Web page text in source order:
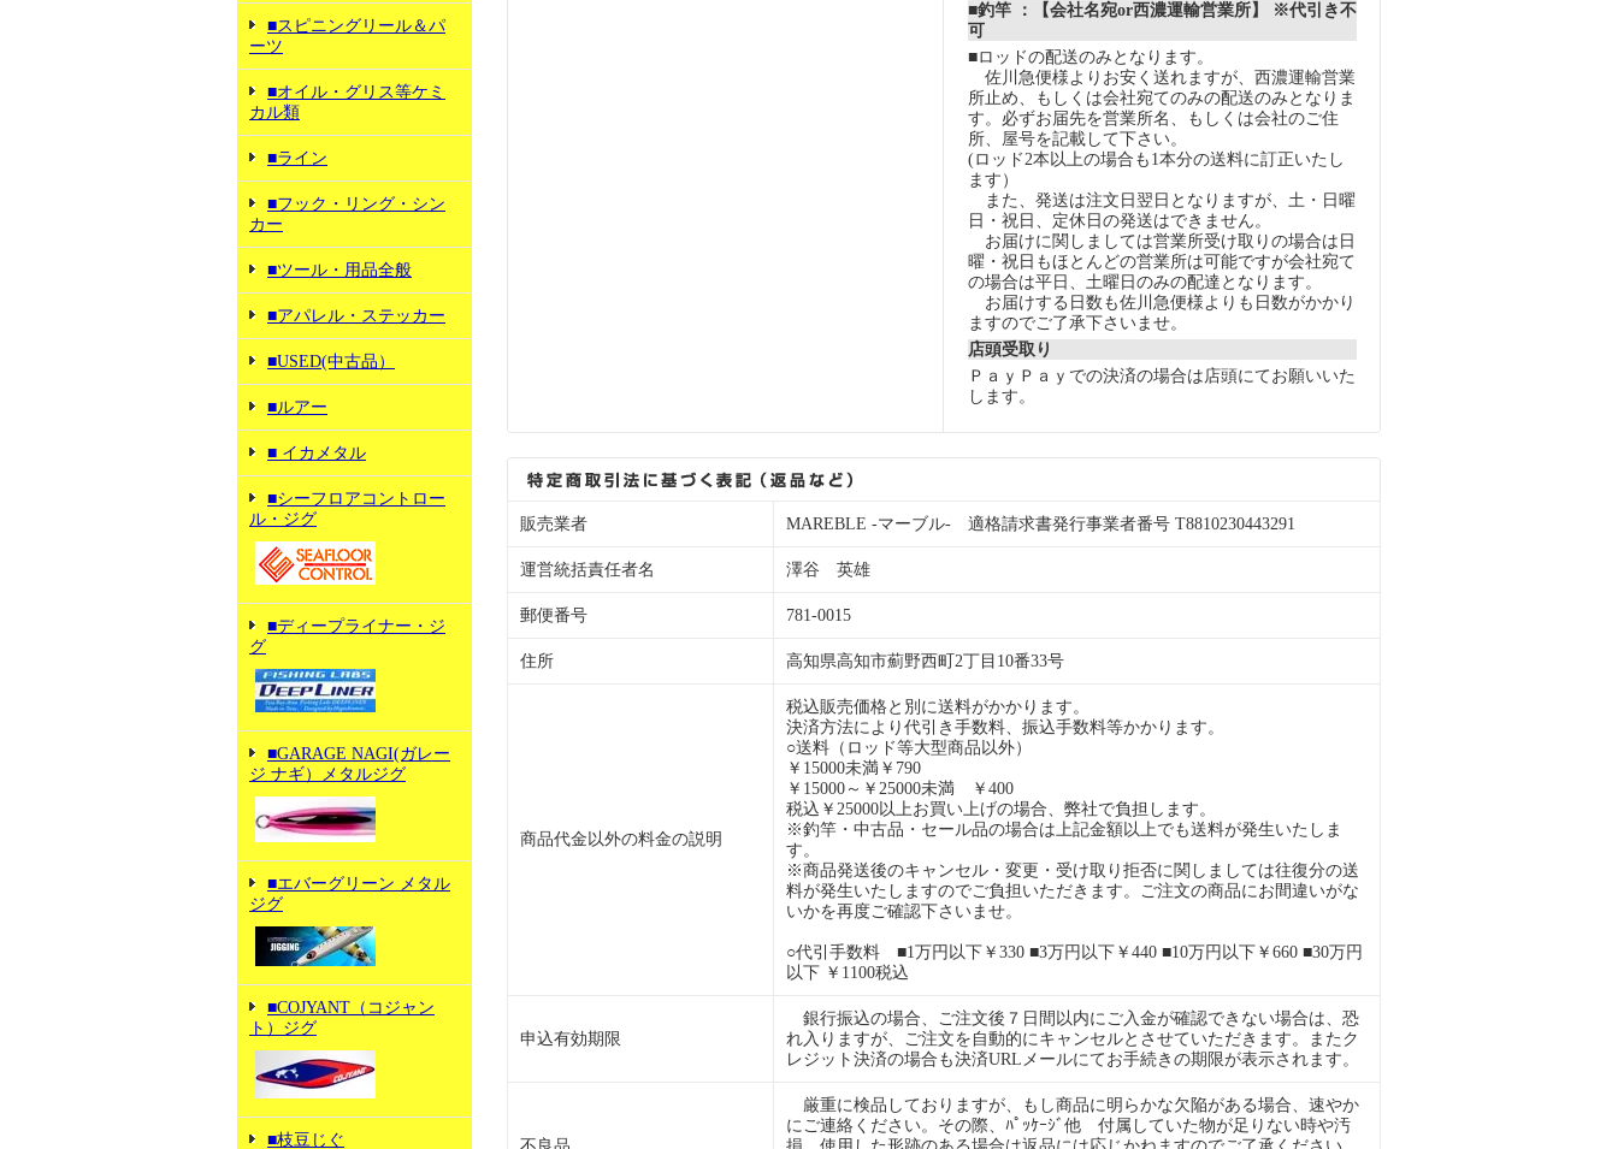
■スピニングリール＆パ
ーツ
■オイル・グリス等ケミ
カル類
■ライン
■フック・リング・シン
カー
■ツール・用品全般
■アパレル・ステッカー
■USED(中古品）
■ルアー
■ イカメタル
■シーフロアコントロー
ル・ジグ
■ディープライナー・ジ
グ
■GARAGE NAGI(ガレー
ジ ナギ）メタルジグ
■エバーグリーン メタル
ジグ
■COJYANT（コジャン
ト）ジグ
■枝豆じぐ
■釣竿 ：【会社名宛or西濃運輸営業所】 ※代引き不
可
■ロッドの配送のみとなります。
佐川急便様よりお安く送れますが、西濃運輸営業
所止め、もしくは会社宛てのみの配送のみとなりま
す。必ずお届先を営業所名、もしくは会社のご住
所、屋号を記載して下さい。
(ロッド2本以上の場合も1本分の送料に訂正いたし
ます）
また、発送は注文日翌日となりますが、土・日曜
日・祝日、定休日の発送はできません。
お届けに関しましては営業所受け取りの場合は日
曜・祝日もほとんどの営業所は可能ですが会社宛て
の場合は平日、土曜日のみの配達となります。
お届けする日数も佐川急便様よりも日数がかかり
ますのでご了承下さいませ。
店頭受取り
ＰａｙＰａｙでの決済の場合は店頭にてお願いいた
します。
販売業者 MAREBLE -マーブル- 適格請求書発行事業者番号 T8810230443291
運営統括責任者名 澤谷 英雄
郵便番号 781-0015
住所 高知県高知市薊野西町2丁目10番33号
商品代金以外の料金の説明
税込販売価格と別に送料がかかります。
決済方法により代引き手数料、振込手数料等かかります。
○送料（ロッド等大型商品以外）
￥15000未満￥790
￥15000～￥25000未満 ￥400
税込￥25000以上お買い上げの場合、弊社で負担します。
※釣竿・中古品・セール品の場合は上記金額以上でも送料が発生いたしま
す。
※商品発送後のキャンセル・変更・受け取り拒否に関しましては往復分の送
料が発生いたしますのでご負担いただきます。ご注文の商品にお間違いがな
いかを再度ご確認下さいませ。
○代引手数料 ■1万円以下￥330 ■3万円以下￥440 ■10万円以下￥660 ■30万円
以下 ￥1100税込
申込有効期限
銀行振込の場合、ご注文後７日間以内にご入金が確認できない場合は、恐
れ入りますが、ご注文を自動的にキャンセルとさせていただきます。またク
レジット決済の場合も決済URLメールにてお手続きの期限が表示されます。
厳重に検品しておりますが、もし商品に明らかな欠陥がある場合、速やか
にご連絡ください。その際、ﾊﾟｯｹｰｼﾞ他 付属していた物が足りない時や汚